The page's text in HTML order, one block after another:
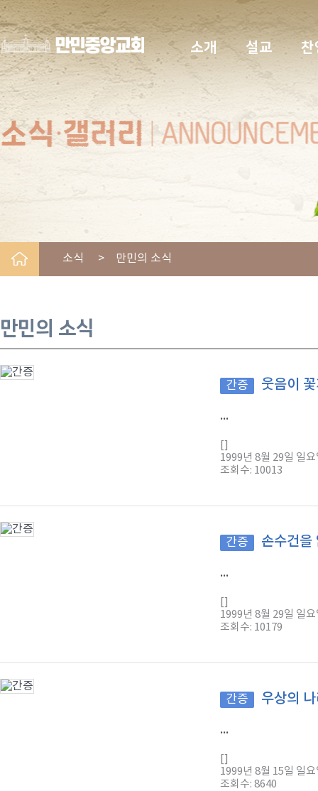
소개 설교 찬
소식 > 만민의 소식
만민의 소식
간증 웃음이
...
[]
1999년 8월 29일 일요
조회수: 10013
간증 손수건을
...
[]
1999년 8월 29일 일요
조회수: 10179
간증 우상의
...
[]
1999년 8월 15일 일요
조회수: 8640